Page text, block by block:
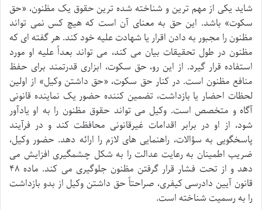
شاید یکی از مهم ترین و شناخته شده ترین حقوق یک مظنون، «حق
سکوت» باشد. این حق به معنای آن است که هیچ کس نمی تواند
مظنون را مجبور به دادن اقرار یا شهادت علیه خود کند. هر گفته ای که
مظنون در طول تحقیقات بیان می کند، می تواند بعداً علیه او مورد
استفاده قرار گیرد. از این رو، حق سکوت، ابزاری قدرتمند برای حفظ
منافع مظنون است. در کنار حق سکوت، «حق داشتن وکیل» از اولین
لحظات احضار یا بازداشت، تضمین کننده حضور یک نماینده قانونی
آگاه و متخصص است. وکیل می تواند حقوق مظنون را به او یادآور
شود، از او در برابر اقدامات غیرقانونی محافظت کند و در فرآیند
پاسخگویی به سؤالات، راهنمایی های لازم را ارائه دهد. حضور وکیل،
ضریب اطمینان به رعایت عدالت را به شکل چشمگیری افزایش می
دهد و از تحت فشار قرار گرفتن مظنون جلوگیری می کند. ماده ۴۸
قانون آیین دادرسی کیفری، صراحتاً حق داشتن وکیل از بدو بازداشت
را به رسمیت شناخته است.